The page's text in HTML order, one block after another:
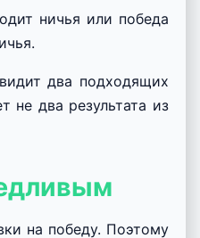
ничья или победа
два подходящих
не два результата из
на победу. Поэтому